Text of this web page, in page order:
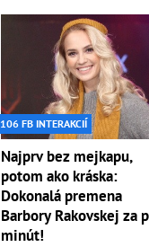
106 FB INTERAKCIÍ
Najprv bez mejkapu,
potom ako kráska:
Dokonalá premena
Barbory Rakovskej za
minút!